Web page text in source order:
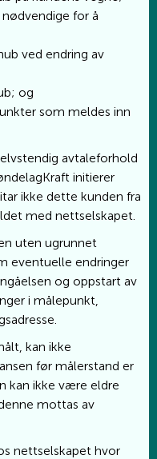
for å
ved endring av
og
som meldes inn
avtaleforhold
initierer
ikke dette kunden fra
med nettselskapet.
uten ugrunnet
eventuelle endringer
og oppstart av
i målepunkt,
kan ikke
før målerstand er
kan ikke være eldre
mottas av
nettselskapet hvor